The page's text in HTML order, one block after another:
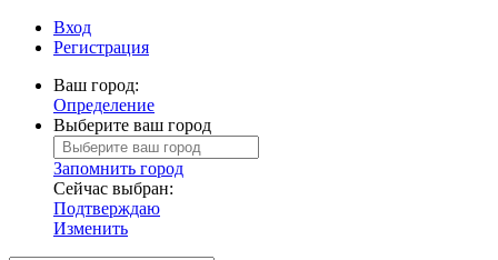
Вход
Регистрация
Ваш город:
Определение
Выберите ваш город
Запомнить город
Сейчас выбран:
Подтверждаю
Изменить